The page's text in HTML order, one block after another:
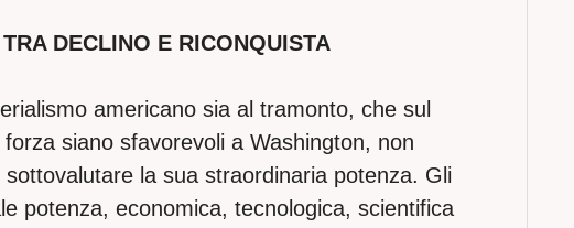
DECLINO E RICONQUISTA
americano sia al tramonto, che sul
siano sfavorevoli a Washington, non
sottovalutare la sua straordinaria potenza. Gli
potenza, economica, tecnologica, scientifica